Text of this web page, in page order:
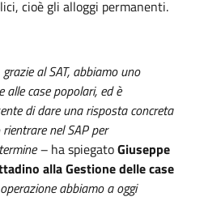
cioè gli alloggi permanenti.
al SAT, abbiamo uno
case popolari, ed è
di dare una risposta concreta
nel SAP per
– ha spiegatoGiuseppe
alla Gestione delle case
abbiamo a oggi